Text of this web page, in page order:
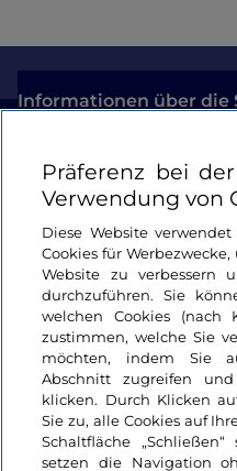
Informationen über die
Nützliche Links
Login
Bleiben wir in Kontakt
Präferenz bei
Verwendung von
Diese Website
Cookies für
Website zu verbessern
durchzuführen. Sie
welchen Cookies (nach
zustimmen, welche Sie
möchten, indem Sie
Abschnitt zugreifen und
klicken. Durch Klicken
Sie zu, alle Cookies auf
Schaltfläche
setzen die Navigation